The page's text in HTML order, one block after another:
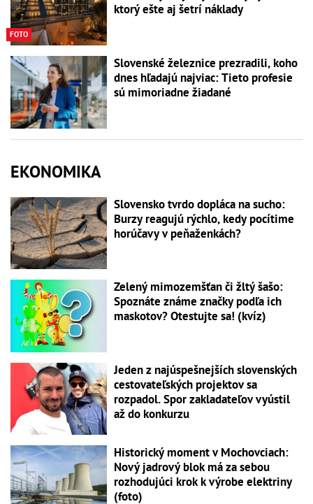
FOTO
ktorý ešte aj šetrí náklady
Slovenské železnice prezradili, koho
dnes hľadajú najviac: Tieto profesie
sú mimoriadne žiadané
EKONOMIKA
Slovensko tvrdo dopláca na sucho:
Burzy reagujú rýchlo, kedy pocítime
horúčavy v peňaženkách?
Zelený mimozemšťan či žltý šašo:
Spoznáte známe značky podľa ich
maskotov? Otestujte sa! (kvíz)
Jeden z najúspešnejších slovenských
cestovateľských projektov sa
rozpadol. Spor zakladateľov vyústil
až do konkurzu
Historický moment v Mochovciach:
Nový jadrový blok má za sebou
rozhodujúci krok k výrobe elektriny
(foto)